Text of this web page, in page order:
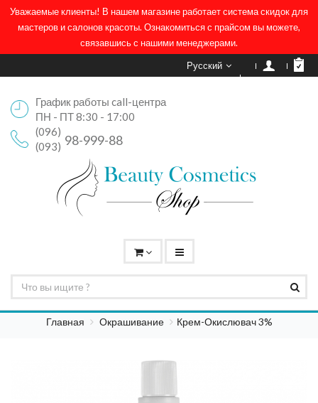
Уважаемые клиенты! В нашем магазине работает система скидок для
мастеров и салонов красоты. Ознакомиться с прайсом вы можете,
связавшись с нашими менеджерами.
Русский
График работы call-центра
ПН - ПТ 8:30 - 17:00
(096)
98-999-88
(093)
Главная Окрашивание Крем-Окислювач 3%